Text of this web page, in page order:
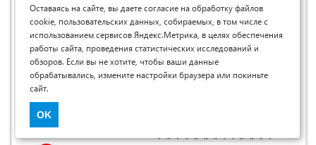
Оставаясь на сайте, вы даете согласие на обработку файлов
cookie, пользовательских данных, собираемых, в том числе с
использованием сервисов Яндекс.Метрика, в целях обеспечения
работы сайта, проведения статистических исследований и
обзоров. Если вы не хотите, чтобы ваши данные
обрабатывались, измените настройки браузера или покиньте
сайт.
OK